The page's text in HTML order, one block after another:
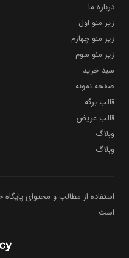
درباره ما
زیر منو اول
زیر منو چهارم
زیر منو سوم
سبد خرید
صفحه نمونه
قالب برگه
قالب عریض
وبلاگ
وبلاگ
استفاده از مطالب و محتوای
است